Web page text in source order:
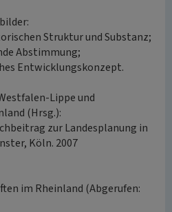
Struktur und Substanz;
Abstimmung;
Entwicklungskonzept.
Lippe und
(Hrsg.):
zur Landesplanung in
Köln. 2007
im Rheinland (Abgerufen: